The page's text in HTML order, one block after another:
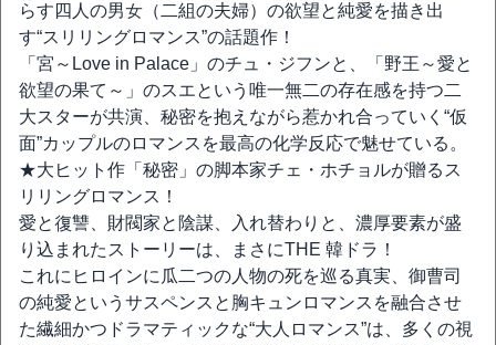
らす四人の男女（二組の夫婦）の欲望と純愛を描き出
す“スリリングロマンス”の話題作！
「宮～Love in Palace」のチュ・ジフンと、「野王～愛と
欲望の果て～」のスエという唯一無二の存在感を持つ二
大スターが共演、秘密を抱えながら惹かれ合っていく“仮
面”カップルのロマンスを最高の化学反応で魅せている。
★大ヒット作「秘密」の脚本家チェ・ホチョルが贈るス
リリングロマンス！
愛と復讐、財閥家と陰謀、入れ替わりと、濃厚要素が盛
り込まれたストーリーは、まさにTHE 韓ドラ！
これにヒロインに瓜二つの人物の死を巡る真実、御曹司
の純愛というサスペンスと胸キュンロマンスを融合させ
た繊細かつドラマティックな“大人ロマンス”は、多くの視